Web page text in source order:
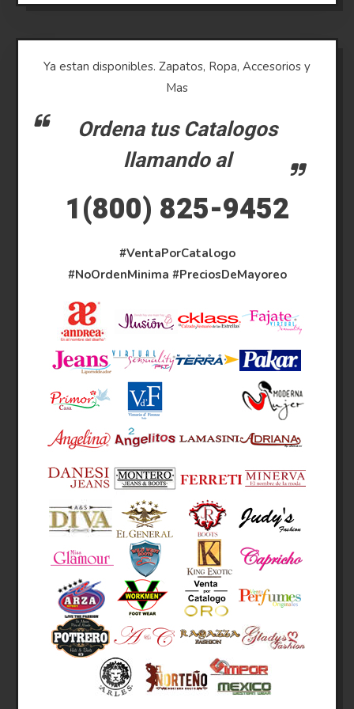
Ya estan disponibles. Zapatos, Ropa, Accesorios y
Mas
Ordena tus Catalogos
llamando al
1(800) 825-9452
#VentaPorCatalogo
#NoOrdenMinima #PreciosDeMayoreo